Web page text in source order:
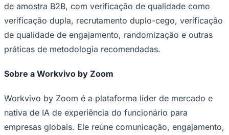
Fluminense
de amostra B2B, com verificação de qualidade como
verificação dupla, recrutamento duplo-cego, verificação
de qualidade de engajamento, randomização e outras
práticas de metodologia recomendadas.
Sobre a Workvivo by Zoom
Workvivo by Zoom é a plataforma líder de mercado e
nativa de IA de experiência do funcionário para
empresas globais. Ele reúne comunicação, engajamento,